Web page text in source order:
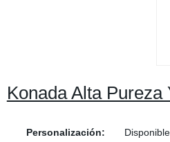
Konada Alta
Personalización:
Disponible